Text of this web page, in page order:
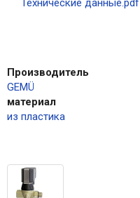
Технические данные.pdf
Производитель
GEMÜ
материал
из пластика